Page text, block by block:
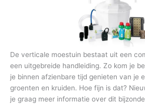
De verticale moestuin bestaat uit een
een uitgebreide handleiding. Zo kom je
je binnen afzienbare tijd genieten van je
groenten en kruiden. Hoe fijn is dat?
je graag meer informatie over dit